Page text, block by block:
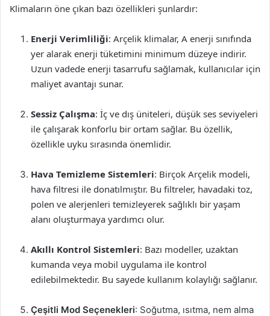
Klimaların öne çıkan bazı özellikleri şunlardır:
Enerji Verimliliği: Arçelik klimalar, A enerji sınıfında
yer alarak enerji tüketimini minimum düzeye indirir.
Uzun vadede enerji tasarrufu sağlamak, kullanıcılar için
maliyet avantajı sunar.
Sessiz Çalışma: İç ve dış üniteleri, düşük ses seviyeleri
ile çalışarak konforlu bir ortam sağlar. Bu özellik,
özellikle uyku sırasında önemlidir.
Hava Temizleme Sistemleri: Birçok Arçelik modeli,
hava filtresi ile donatılmıştır. Bu filtreler, havadaki toz,
polen ve alerjenleri temizleyerek sağlıklı bir yaşam
alanı oluşturmaya yardımcı olur.
Akıllı Kontrol Sistemleri: Bazı modeller, uzaktan
kumanda veya mobil uygulama ile kontrol
edilebilmektedir. Bu sayede kullanım kolaylığı sağlanır.
Çeşitli Mod Seçenekleri: Soğutma, ısıtma, nem alma